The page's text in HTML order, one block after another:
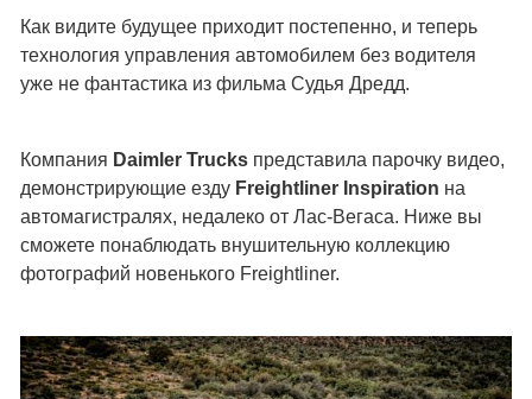
Как видите будущее приходит постепенно, и теперь
технология управления автомобилем без водителя
уже не фантастика из фильма Судья Дредд.
Компания Daimler Trucks представила парочку видео,
демонстрирующие езду Freightliner Inspiration на
автомагистралях, недалеко от Лас-Вегаса. Ниже вы
сможете понаблюдать внушительную коллекцию
фотографий новенького Freightliner.